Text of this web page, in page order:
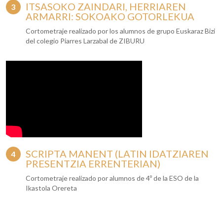
ITSASOKO ZAINDARI, HERRIAREN
ARMARRI: SOKOAKO GOTORLEKUA
Cortometraje realizado por los alumnos de grupo Euskaraz Bizi
del colegio Piarres Larzabal de ZIBURU
SCRIPTA MANENT (LATIN IDATZIAREN
PRESENTZIA ERRENTERIAN)
Cortometraje realizado por alumnos de 4º de la ESO de la
Ikastola Orereta